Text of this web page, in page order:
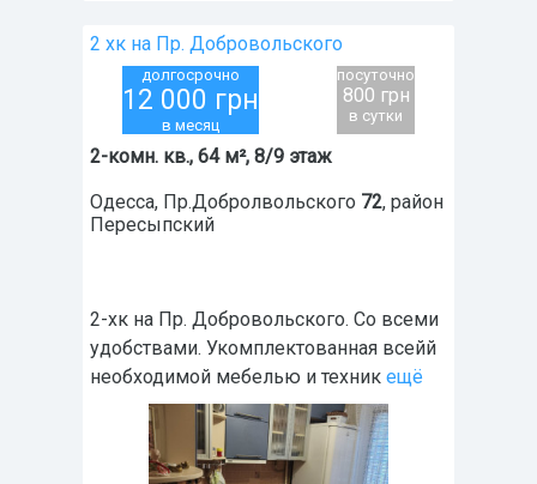
2 хк на Пр. Добровольского
долгосрочно
12 000 грн
в месяц
посуточно
800 грн
в сутки
2-комн. кв., 64 м², 8/9 этаж
Одесса, Пр.Добролвольского 72, район
Пересыпский
2-хк на Пр. Добровольского. Со всеми
удобствами. Укомплектованная всейй
необходимой мебелью и техник ещё